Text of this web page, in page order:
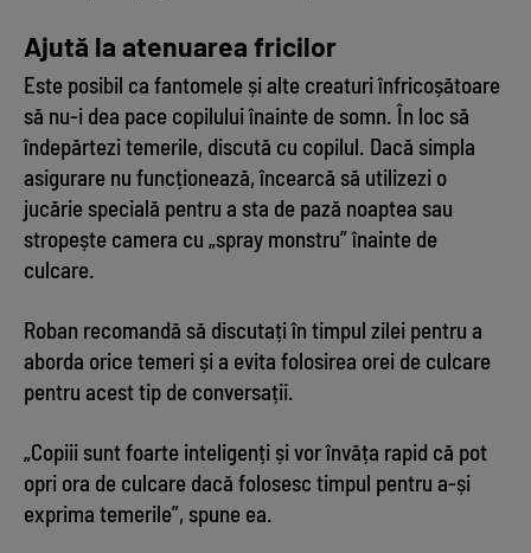
Ajută la atenuarea fricilor
Este posibil ca fantomele și alte creaturi înfricoșătoare
să nu-i dea pace copilului înainte de somn. În loc să
îndepărtezi temerile, discută cu copilul. Dacă simpla
asigurare nu funcționează, încearcă să utilizezi o
jucărie specială pentru a sta de pază noaptea sau
stropește camera cu „spray monstru” înainte de
culcare.
Roban recomandă să discutați în timpul zilei pentru a
aborda orice temeri și a evita folosirea orei de culcare
pentru acest tip de conversații.
„Copiii sunt foarte inteligenți și vor învăța rapid că pot
opri ora de culcare dacă folosesc timpul pentru a-și
exprima temerile”, spune ea.